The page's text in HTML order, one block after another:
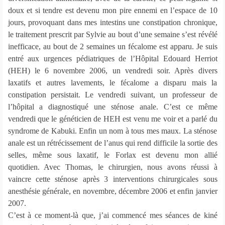
doux et si tendre est devenu mon pire ennemi en l’espace de 10
jours, provoquant dans mes intestins une constipation chronique,
le traitement prescrit par Sylvie au bout d’une semaine s’est révélé
inefficace, au bout de 2 semaines un fécalome est apparu. Je suis
entré aux urgences pédiatriques de l’Hôpital Edouard Herriot
(HEH) le 6 novembre 2006, un vendredi soir. Après divers
laxatifs et autres lavements, le fécalome a disparu mais la
constipation persistait. Le vendredi suivant, un professeur de
l’hôpital a diagnostiqué une sténose anale. C’est ce même
vendredi que le généticien de HEH est venu me voir et a parlé du
syndrome de Kabuki. Enfin un nom à tous mes maux. La sténose
anale est un rétrécissement de l’anus qui rend difficile la sortie des
selles, même sous laxatif, le Forlax est devenu mon allié
quotidien. Avec Thomas, le chirurgien, nous avons réussi à
vaincre cette sténose après 3 interventions chirurgicales sous
anesthésie générale, en novembre, décembre 2006 et enfin janvier
2007.
C’est à ce moment-là que, j’ai commencé mes séances de kiné